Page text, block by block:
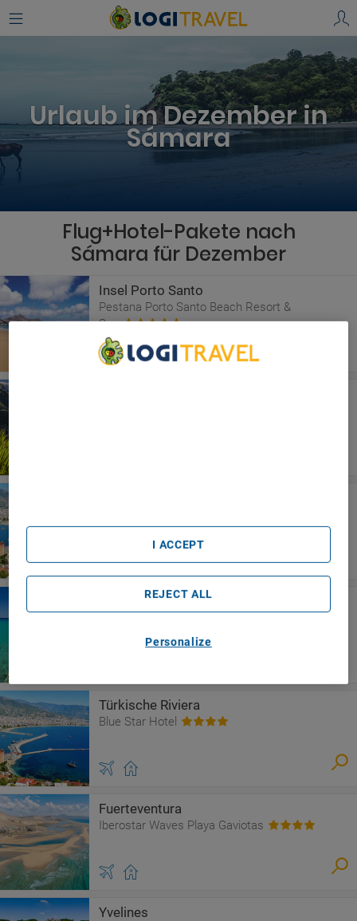
Urlaub im Dezember in
Sámara
Flug+Hotel-Pakete nach
Sámara für Dezember
Insel Porto Santo
Pestana Porto Santo Beach Resort &
Spa
Türkische Riviera
Blue Star Hotel
Fuerteventura
Iberostar Waves Playa Gaviotas
Yvelines
Personalize
REJECT ALL
I ACCEPT